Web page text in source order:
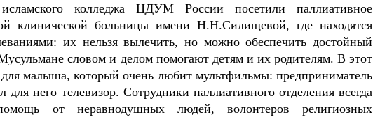
колледжа ЦДУМ России посетили паллиативное
клинической больницы имени Н.Н.Силищевой, где находятся
их нельзя вылечить, но можно обеспечить достойный
словом и делом помогают детям и их родителям. В этот
малыша, который очень любит мультфильмы: предприниматель
него телевизор. Сотрудники паллиативного отделения всегда
от неравнодушных людей, волонтеров религиозных